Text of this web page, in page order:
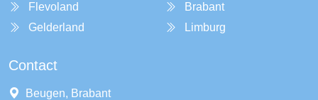
Flevoland
Gelderland
Brabant
Limburg
Contact
Beugen, Brabant